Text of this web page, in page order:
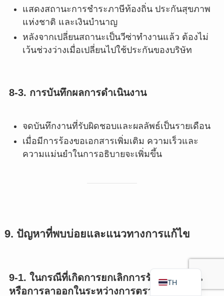
แสดงสถานะการชำระภาษีท้องถิ่น ประกันสุขภาพ
แห่งชาติ และเงินบำนาญ
หลังจากเปลี่ยนสถานะเป็นวีซ่าทำงานแล้ว ต้องไม่
เว้นช่วงว่างเมื่อเปลี่ยนไปใช้ประกันของบริษัท
8-3. การบันทึกผลการดำเนินงาน
จดบันทึกงานที่รับผิดชอบและผลลัพธ์เป็นรายเดือน
เมื่อมีการร้องขอเอกสารเพิ่มเติม ความเร็วและ
ความแม่นยำในการอธิบายจะเพิ่มขึ้น
9. ปัญหาที่พบบ่อยและแนวทางการแก้ไข
9-1. ในกรณีที่เกิดการยกเลิกการรับเข้าทำงาน
หรือการลาออกในระหว่างการตรวจสอบ
TH
TW
ID
PT_BR